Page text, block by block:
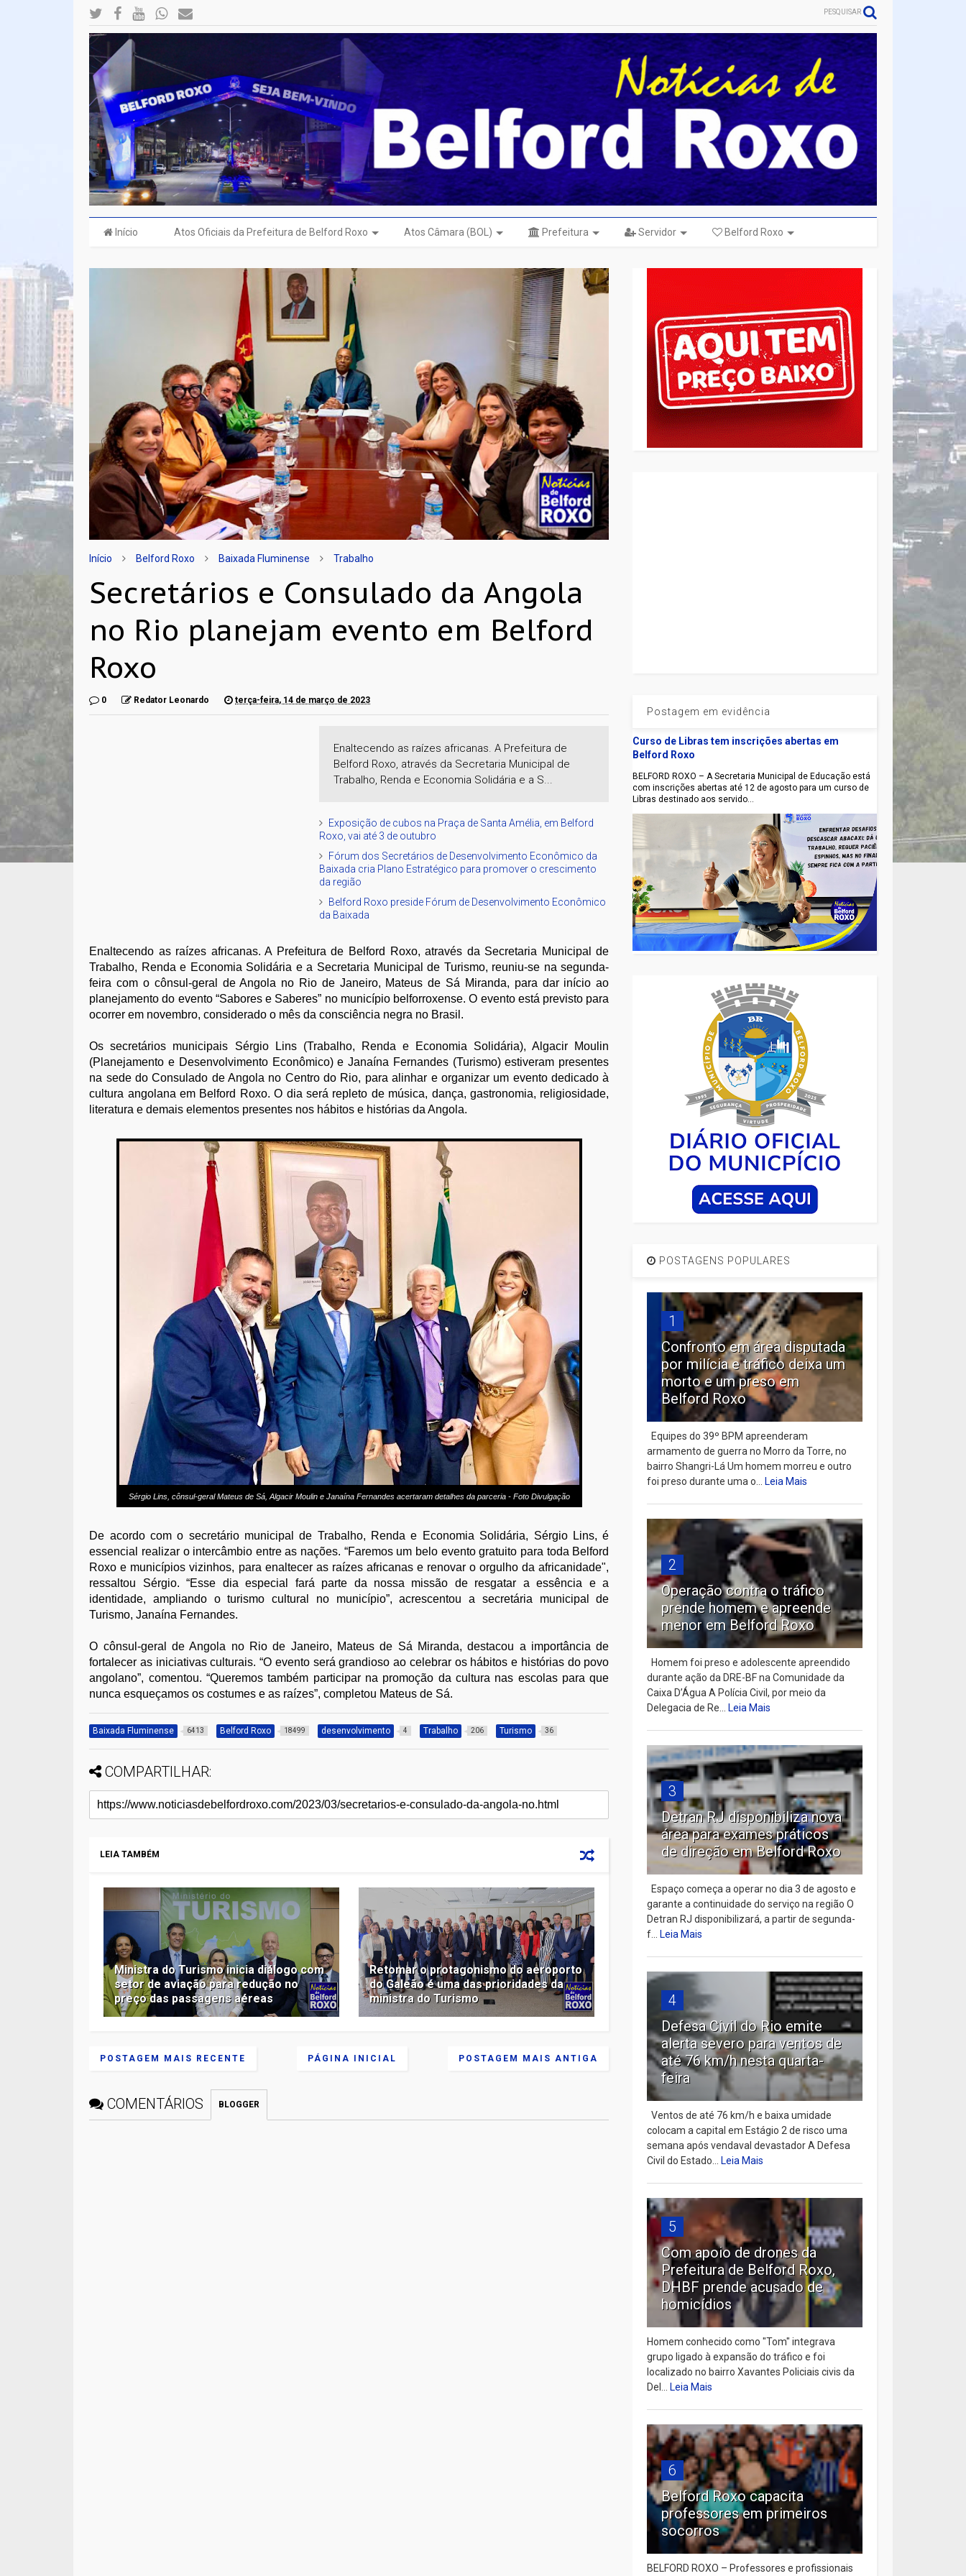
PESQUISAR
Início Atos Oficiais da Prefeitura de Belford Roxo Atos Câmara (BOL) Prefeitura Servidor Belford Roxo
Início Belford Roxo Baixada Fluminense Trabalho
Secretários e Consulado da Angola
no Rio planejam evento em Belford
Roxo
0 Redator Leonardo terça-feira, 14 de março de 2023
Enaltecendo as raízes africanas. A Prefeitura de
Belford Roxo, através da Secretaria Municipal de
Trabalho, Renda e Economia Solidária e a S...
Exposição de cubos na Praça de Santa Amélia, em Belford
Roxo, vai até 3 de outubro
Fórum dos Secretários de Desenvolvimento Econômico da
Baixada cria Plano Estratégico para promover o crescimento
da região
Belford Roxo preside Fórum de Desenvolvimento Econômico
da Baixada
Enaltecendo as raízes africanas. A Prefeitura de Belford Roxo, através da Secretaria Municipal de
Trabalho, Renda e Economia Solidária e a Secretaria Municipal de Turismo, reuniu-se na segunda-
feira com o cônsul-geral de Angola no Rio de Janeiro, Mateus de Sá Miranda, para dar início ao
planejamento do evento “Sabores e Saberes” no município belforroxense. O evento está previsto para
ocorrer em novembro, considerado o mês da consciência negra no Brasil.
Os secretários municipais Sérgio Lins (Trabalho, Renda e Economia Solidária), Algacir Moulin
(Planejamento e Desenvolvimento Econômico) e Janaína Fernandes (Turismo) estiveram presentes
na sede do Consulado de Angola no Centro do Rio, para alinhar e organizar um evento dedicado à
cultura angolana em Belford Roxo. O dia será repleto de música, dança, gastronomia, religiosidade,
literatura e demais elementos presentes nos hábitos e histórias da Angola.
Sérgio Lins, cônsul-geral Mateus de Sá, Algacir Moulin e Janaína Fernandes acertaram detalhes da parceria - Foto Divulgação
De acordo com o secretário municipal de Trabalho, Renda e Economia Solidária, Sérgio Lins, é
essencial realizar o intercâmbio entre as nações. “Faremos um belo evento gratuito para toda Belford
Roxo e municípios vizinhos, para enaltecer as raízes africanas e renovar o orgulho da africanidade",
ressaltou Sérgio. “Esse dia especial fará parte da nossa missão de resgatar a essência e a
identidade, ampliando o turismo cultural no município”, acrescentou a secretária municipal de
Turismo, Janaína Fernandes.
O cônsul-geral de Angola no Rio de Janeiro, Mateus de Sá Miranda, destacou a importância de
fortalecer as iniciativas culturais. “O evento será grandioso ao celebrar os hábitos e histórias do povo
angolano”, comentou. “Queremos também participar na promoção da cultura nas escolas para que
nunca esqueçamos os costumes e as raízes”, completou Mateus de Sá.
Baixada Fluminense 6413 Belford Roxo 18499 desenvolvimento 4 Trabalho 206 Turismo 36
COMPARTILHAR:
LEIA TAMBÉM
Ministra do Turismo inicia diálogo com
setor de aviação para redução no
preço das passagens aéreas
Retomar o protagonismo do aeroporto
do Galeão é uma das prioridades da
ministra do Turismo
POSTAGEM MAIS RECENTE POSTAGEM MAIS ANTIGA
PÁGINA INICIAL
COMENTÁRIOS BLOGGER
Postagem em evidência
Curso de Libras tem inscrições abertas em
Belford Roxo
BELFORD ROXO – A Secretaria Municipal de Educação está
com inscrições abertas até 12 de agosto para um curso de
Libras destinado aos servido...
POSTAGENS POPULARES
1
Confronto em área disputada
por milícia e tráfico deixa um
morto e um preso em
Belford Roxo
Equipes do 39º BPM apreenderam
armamento de guerra no Morro da Torre, no
bairro Shangri-Lá Um homem morreu e outro
foi preso durante uma o...Leia Mais
2
Operação contra o tráfico
prende homem e apreende
menor em Belford Roxo
Homem foi preso e adolescente apreendido
durante ação da DRE-BF na Comunidade da
Caixa D’Água A Polícia Civil, por meio da
Delegacia de Re...Leia Mais
3
Detran RJ disponibiliza nova
área para exames práticos
de direção em Belford Roxo
Espaço começa a operar no dia 3 de agosto e
garante a continuidade do serviço na região O
Detran RJ disponibilizará, a partir de segunda-
f...Leia Mais
4
Defesa Civil do Rio emite
alerta severo para ventos de
até 76 km/h nesta quarta-
feira
Ventos de até 76 km/h e baixa umidade
colocam a capital em Estágio 2 de risco uma
semana após vendaval devastador A Defesa
Civil do Estado...Leia Mais
5
Com apoio de drones da
Prefeitura de Belford Roxo,
DHBF prende acusado de
homicídios
Homem conhecido como "Tom" integrava
grupo ligado à expansão do tráfico e foi
localizado no bairro Xavantes Policiais civis da
Del...Leia Mais
6
Belford Roxo capacita
professores em primeiros
socorros
BELFORD ROXO – Professores e profissionais